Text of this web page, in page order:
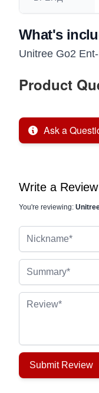
What's
Unitree Go2
Product
Ask a
Write a Review
You're reviewing:
Review
Submit Review